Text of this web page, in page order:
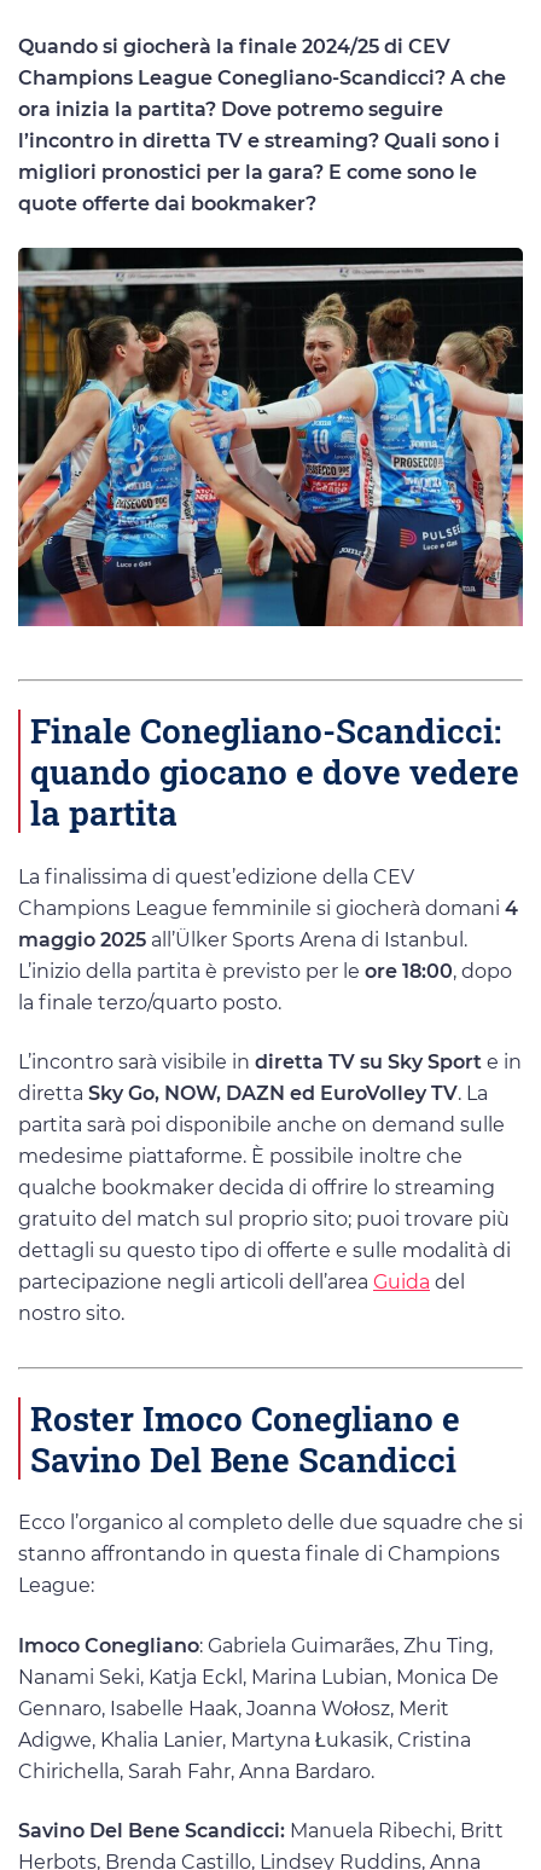
Quando si giocherà la finale 2024/25 di CEV
Champions League Conegliano-Scandicci? A che
ora inizia la partita? Dove potremo seguire
l’incontro in diretta TV e streaming? Quali sono i
migliori pronostici per la gara? E come sono le
quote offerte dai bookmaker?
Finale Conegliano-Scandicci:
quando giocano e dove vedere
la partita
La finalissima di quest’edizione della CEV
Champions League femminile si giocherà domani 4
maggio 2025 all’Ülker Sports Arena di Istanbul.
L’inizio della partita è previsto per le ore 18:00, dopo
la finale terzo/quarto posto.
L’incontro sarà visibile in diretta TV su Sky Sport e in
diretta Sky Go, NOW, DAZN ed EuroVolley TV. La
partita sarà poi disponibile anche on demand sulle
medesime piattaforme. È possibile inoltre che
qualche bookmaker decida di offrire lo streaming
gratuito del match sul proprio sito; puoi trovare più
dettagli su questo tipo di offerte e sulle modalità di
partecipazione negli articoli dell’area Guida del
nostro sito.
Roster Imoco Conegliano e
Savino Del Bene Scandicci
Ecco l’organico al completo delle due squadre che si
stanno affrontando in questa finale di Champions
League:
Imoco Conegliano: Gabriela Guimarães, Zhu Ting,
Nanami Seki, Katja Eckl, Marina Lubian, Monica De
Gennaro, Isabelle Haak, Joanna Wołosz, Merit
Adigwe, Khalia Lanier, Martyna Łukasik, Cristina
Chirichella, Sarah Fahr, Anna Bardaro.
Savino Del Bene Scandicci: Manuela Ribechi, Britt
Herbots, Brenda Castillo, Lindsey Ruddins, Anna